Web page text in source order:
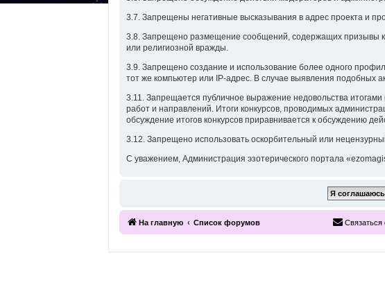
3.7. Запрещены негативные высказывания в адрес проекта и
3.8. Запрещено размещение сообщений, содержащих призывы
или религиозной вражды.
3.9. Запрещено создание и использование более одного
тот же компьютер или IP-адрес. В случае выявления подобных
3.11. Запрещается публичное выражение недовольства
работ и направлений. Итоги конкурсов, проводимых
обсуждение итогов конкурсов приравнивается к обсуждению
3.12. Запрещено использовать оскорбительный или
С уважением, Администрация эзотерического портала
На главную Список форумов Связаться